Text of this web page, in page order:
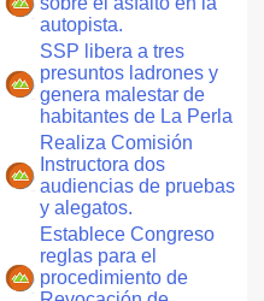
autopista.
SSP libera a tres
presuntos ladrones y
genera malestar de
habitantes de La Perla
Realiza Comisión
Instructora dos
audiencias de pruebas
y alegatos.
Establece Congreso
reglas para el
procedimiento de